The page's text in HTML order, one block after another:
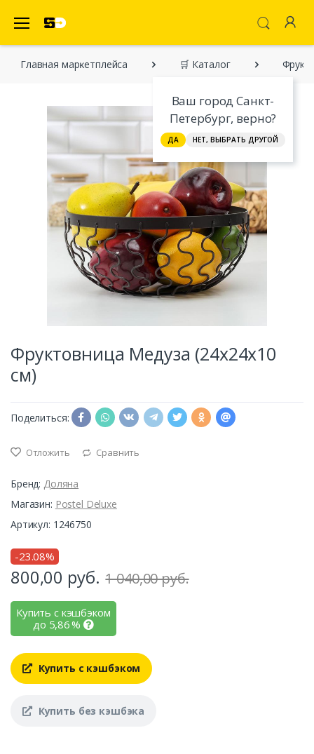
Ваш город Санкт-
Петербург, верно?
ДА НЕТ, ВЫБРАТЬ ДРУГОЙ
Главная марĸетплейса 🛒 Каталог
Фруктовница Медуза (24х24х10
см)
Поделиться:
Отложить Сравнить
Бренд: Доляна
Магазин: Postel Deluxe
Артикул: 1246750
-23.08%
800,00 руб. 1 040,00 руб.
Купить с кэшбэком
до 5,86%
Купить с кэшбэком
Купить без кэшбэка